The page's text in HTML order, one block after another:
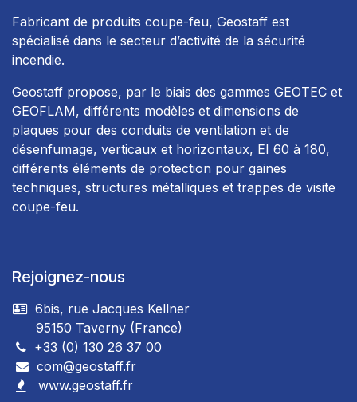
Fabricant de produits coupe-feu, Geostaff est
spécialisé dans le secteur d’activité de la sécurité
incendie.
Geostaff propose, par le biais des gammes GEOTEC et
GEOFLAM, différents modèles et dimensions de
plaques pour des conduits de ventilation et de
désenfumage, verticaux et horizontaux, EI 60 à 180,
différents éléments de protection pour gaines
techniques, structures métalliques et trappes de visite
coupe-feu.
Rejoignez-nous
6bis, rue Jacques Kellner
95150 Taverny (France)
+33 (0) 130 26 37 00
com@geostaff.fr
www.geostaff.fr